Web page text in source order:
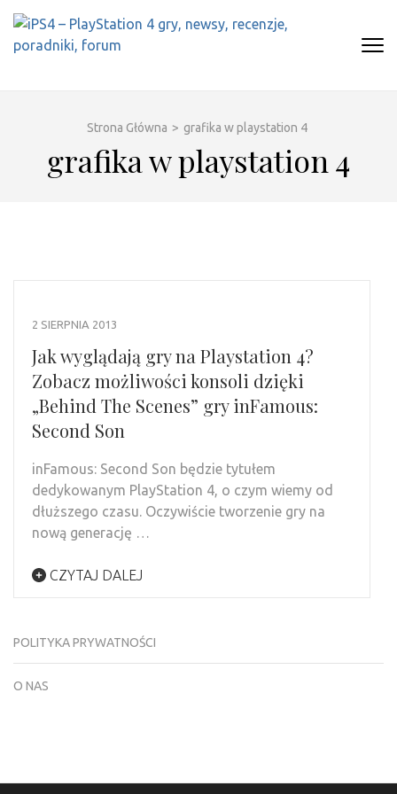
Skip
content
FORUMStrona Główna > grafika w playstation 4
grafika w playstation 4
2 SIERPNIA 2013
Jak wyglądają gry na Playstation 4?
Zobacz możliwości konsoli dzięki
„Behind The Scenes” gry inFamous:
Second Son
inFamous: Second Son będzie tytułem
dedykowanym PlayStation 4, o czym wiemy od
dłuższego czasu. Oczywiście tworzenie gry na
nową generację …
CZYTAJ DALEJ
POLITYKA PRYWATNOŚCI
O NAS